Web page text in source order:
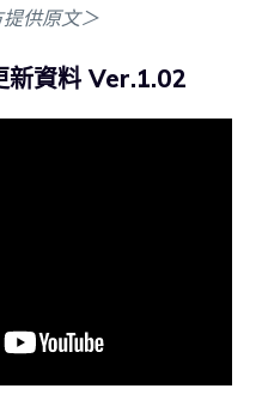
供原文＞
新資料 Ver.1.02